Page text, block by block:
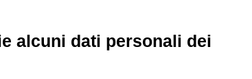
alcuni dati personali dei